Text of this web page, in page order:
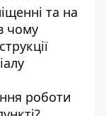
та на
чому
роботи